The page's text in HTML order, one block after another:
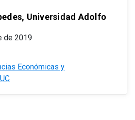
Universidad Adolfo
de 2019
Económicas y